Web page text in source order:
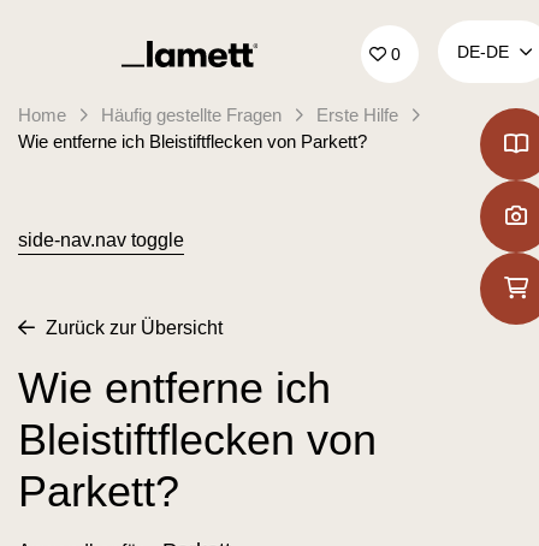
Zurück zur Startseite 0 DE‑DE
Home Häufig gestellte Fragen
Erste Hilfe
Wie entferne ich Bleistiftflecken von Parkett?
side-nav.nav toggle
Zurück zur Übersicht
Wie entferne ich
Bleistiftflecken von
Parkett?